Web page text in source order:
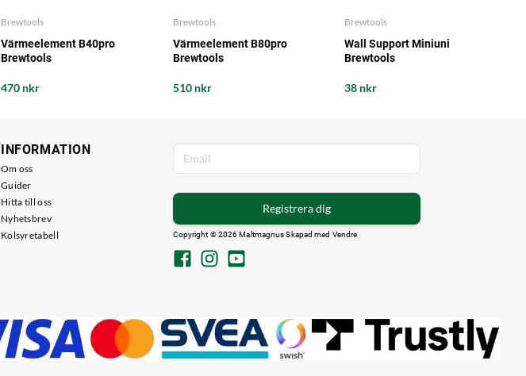
Brewtools
Värmeelement B40pro
Brewtools
470 nkr
Brewtools
Värmeelement B80pro
Brewtools
510 nkr
Brewtools
Wall Support Miniuni
Brewtools
38 nkr
INFORMATION
Om oss
Guider
Hitta till oss
Nyhetsbrev
Kolsyretabell
Registrera dig
Copyright © 2026 Maltmagnus Skapad med Vendre